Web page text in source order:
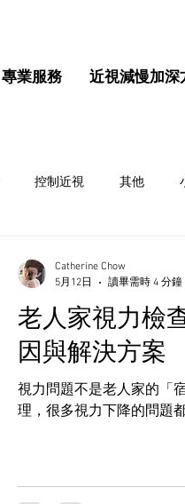
專業服務 近視減慢加深
控制近視 其他
老人家視力檢
因與解決方案
視力問題不是老人家的「
理，很多視力下降的問題
Catherine Chow
5月12日
讀畢需時 4 分鐘